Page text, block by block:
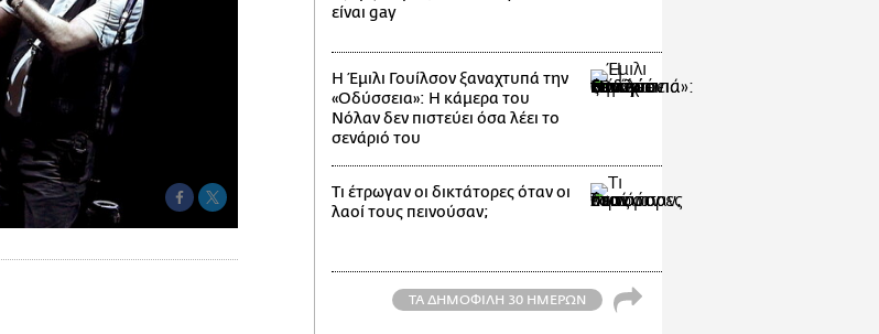
είναι gay
Η Έμιλι Γουίλσον ξαναχτυπά την
«Οδύσσεια»: Η κάμερα του
Νόλαν δεν πιστεύει όσα λέει το
σενάριό του
Τι έτρωγαν οι δικτάτορες όταν οι
λαοί τους πεινούσαν;
ΤΑ ΔΗΜΟΦΙΛΗ 30 ΗΜΕΡΩΝ